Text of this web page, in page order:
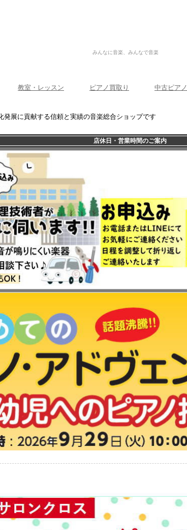
みんなに音楽、みんなで音楽
教室・レッスン ピアノ買取り 中古ピアノ
展に貢献する信頼と実績の音楽総合ショップです
店休日・営業時間のご案内